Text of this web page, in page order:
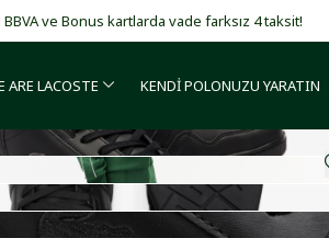
ve Bonus kartlarda vade farksız 4 taksit!
ARE LACOSTE KENDİ POLONUZU YARATIN